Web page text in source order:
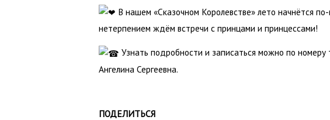
В нашем «Сказочном Королевстве» лето начнётся
нетерпением ждём встречи с принцами и принцессами!
Узнать подробности и записаться можно по
Ангелина Сергеевна.
ПОДЕЛИТЬСЯ